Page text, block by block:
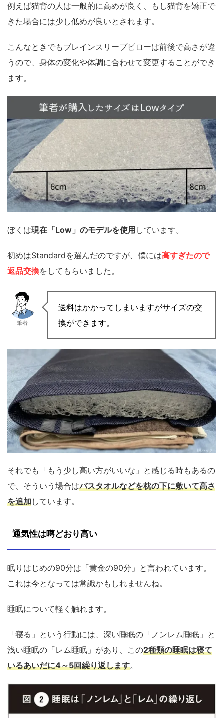
例えば猫背の人は一般的に高めが良く、もし猫背を矯正で
きた場合には少し低めが良いとされます。
こんなときでもブレインスリープピローは前後で高さが違
うので、身体の変化や体調に合わせて変更することができ
ます。
ぼくは現在「Low」のモデルを使用 しています。
初めはStandardを選んだのですが、僕には高すぎたので
返品交換をしてもらいました。
筆者
送料はかかってしまいますがサイズの交
換ができます。
それでも「もう少し高い方がいいな」と感じる時もあるの
で、そういう場合はバスタオルなどを枕の下に敷いて高さ
を追加しています。
通気性は噂どおり高い
眠りはじめの90分は「黄金の90分」と言われています。
これは今となっては常識かもしれませんね。
睡眠について軽く触れます。
「寝る」という行動には、深い睡眠の「ノンレム睡眠」と
浅い睡眠の「レム睡眠」があり、この2種類の睡眠は寝て
いるあいだに4～5回繰り返します。